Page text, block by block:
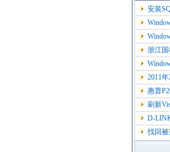
安装
浙江国
2011
惠普
刷新
D-
找回